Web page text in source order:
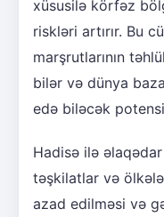
xüsusilə körfəz
riskləri artırır. Bu
marşrutlarının
bilər və dünya
edə biləcək
Hadisə ilə
təşkilatlar və
azad edilməsi və